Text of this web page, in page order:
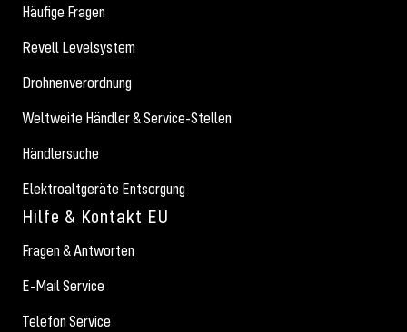
Häufige Fragen
Revell Levelsystem
Drohnenverordnung
Weltweite Händler & Service-Stellen
Händlersuche
Elektroaltgeräte Entsorgung
Hilfe & Kontakt EU
Fragen & Antworten
E-Mail Service
Telefon Service